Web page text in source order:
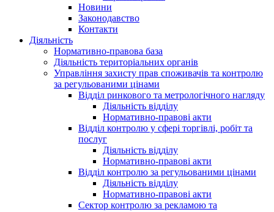
Новини
Законодавство
Контакти
Діяльність
Нормативно-правова база
Діяльність територіальних органів
Управління захисту прав споживачів та контролю
за регульованими цінами
Відділ ринкового та метрологічного нагляду
Діяльність відділу
Нормативно-правові акти
Відділ контролю у сфері торгівлі, робіт та
послуг
Діяльність відділу
Нормативно-правові акти
Відділ контролю за регульованими цінами
Діяльність відділу
Нормативно-правові акти
Сектор контролю за рекламою та